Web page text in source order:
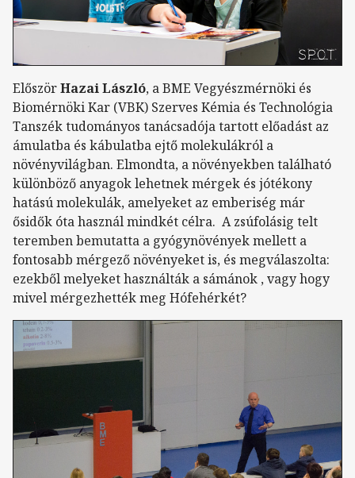
ElőszörHazai László, a BME Vegyészmérnöki és
Biomérnöki Kar (VBK) Szerves Kémia és Technológia
Tanszék tudományos tanácsadója tartott előadást az
ámulatba és kábulatba ejtő molekulákról a
növényvilágban. Elmondta, a növényekben található
különböző anyagok lehetnek mérgek és jótékony
hatású molekulák, amelyeket az emberiség már
ősidők óta használ mindkét célra. A zsúfolásig telt
teremben bemutatta a gyógynövények mellett a
fontosabb mérgező növényeket is, és megválaszolta:
ezekből melyeket használták a sámánok , vagy hogy
mivel mérgezhették meg Hófehérkét?